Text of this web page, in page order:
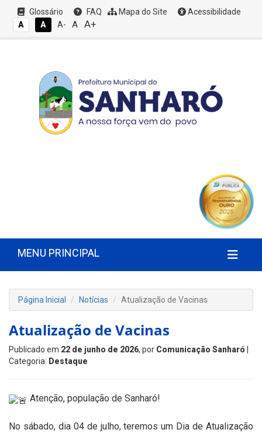
Glossário FAQ Mapa do Site
Acessibilidade
A
A A- A A+
MENU PRINCIPAL
Página Inicial Notícias Atualização de Vacinas
Atualização de Vacinas
Publicado em 22 de junho de 2026, por Comunicação Sanharó
Categoria: Destaque
Atenção, população de Sanharó!
No sábado, dia 04 de julho, teremos um Dia de Atualização